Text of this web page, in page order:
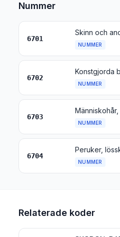
Nummer
6701
NUMMER
6702
NUMMER
6703
NUMMER
6704
NUMMER
Relaterade koder